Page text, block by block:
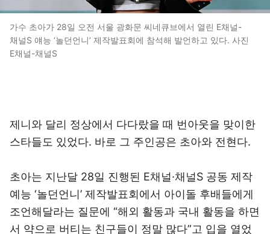
가수 초아가 28일 오전 서울 광화문 씨네큐브에서 열린 E채널-
채널S 얘능 ‘놀던언니’ 제작발표회에 참석해 발언하고 있다. 사진
E채널-채널S
제니와 달리 정상에서 다다랐을 때 번아웃을 맞이한
스타들도 있었다. 바로 그 주인공은 초아와 전현다.
초아는 지난달 28일 진행된 E채널·채널S 공동 제작
예능 ‘놀던언니’ 제작발표회에서 아이돌 후배들에게
조언해달라는 질문에 “해외 활동과 국내 활동을 하면
서 약으로 버티는 친구들이 정말 많다”고 입을 열었